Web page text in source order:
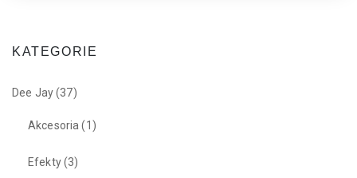
KATEGORIE
Dee Jay(37)
Akcesoria (1)
Efekty(3)